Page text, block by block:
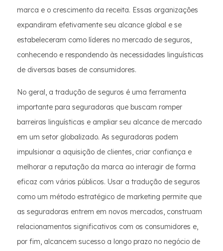
marca e o crescimento da receita. Essas organizações
expandiram efetivamente seu alcance global e se
estabeleceram como líderes no mercado de seguros,
conhecendo e respondendo às necessidades linguísticas
de diversas bases de consumidores.
No geral, a tradução de seguros é uma ferramenta
importante para seguradoras que buscam romper
barreiras linguísticas e ampliar seu alcance de mercado
em um setor globalizado. As seguradoras podem
impulsionar a aquisição de clientes, criar confiança e
melhorar a reputação da marca ao interagir de forma
eficaz com vários públicos. Usar a tradução de seguros
como um método estratégico de marketing permite que
as seguradoras entrem em novos mercados, construam
relacionamentos significativos com os consumidores e,
por fim, alcancem sucesso a longo prazo no negócio de